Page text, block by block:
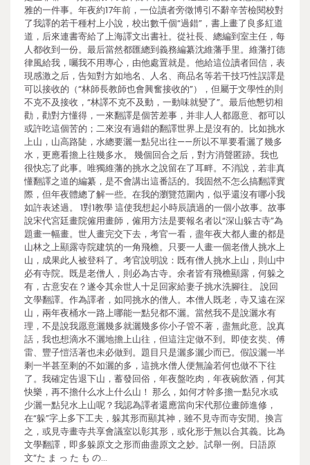
雅的一件事。年夜約17年前，一位讀者旁徵博引不辭辛苦檢閱校對
了我譯的若干種村上小說，校出數千個“過錯”，書上畫了良多紅道
道，后來連書寄給了上海譯文出書社。從社長、總編到室主任，每
人都收到一份。最后當然都匯總到義務編纂沈維藩手里。維藩打德
律風給我，囑我不用專心，由他處置就是。他給這位讀者回信，表
現感激之后，告知對方如地名、人名、商品名等若干技巧性誤譯是
可以接收的（“林師長教師也會興奮接收的”），但屬于文學性的則
不克不及接收，“林譯不克不及動，一動味就變了”。最后他懇切相
勸，勸對方懂得，一來翻譯是個苦差事，并非人人都愿意、都可以
或許吃這個苦的；二來沒有過錯的翻譯世界上是沒有的。比如挑水
上山，山高路陡，水總要灑一點兒出往——所以不單要看灑了幾多
水，更應看擔上往幾多水。 幾個回合之后，對方消聲匿跡。我也
很快忘了此事。唯獨維藩的挑水之說留在了耳畔。不消說，若非真
懂翻譯之道的編纂，是不會講出這番話的。我固然不怎么搞翻譯實
際，但年夜體總了解一些。在我的瀏覽范圍內，似乎還沒有哪小我
如許表述過。 1對1教學 這使我想起小時辰讀過的一個小故事。故事
說宋代宮廷畫院僱用畫師，僱用方法是要報名者以“深山躲古寺”為
題畫一幅畫。世人畫完交下去，考官一看，盡年夜大都人畫的都是
山林之上顯露寺院建筑的一角飛檐。只要一人畫一個老僧人挑水上
山，成果此人被登科了。考官說明說：既有僧人挑水上山，則山中
必有寺院。既是老僧人，則必為古寺。余者皆有飛檐顯露，何躲之
有，古意安在？遂令其余世人十足回家給妻子挑水洗腳往。 說回
文學翻譯。作為譯者，如同挑水的僧人。本僧人既老，寺又遠在深
山，兩年夜桶水一路上哪能一點兒都不灑。當然我不是說灑水有
理，不是說我愿意灑幾多就灑幾多你小子管不著，盡無此意。說真
話，我也想滴水不灑地擔上山往，但這注定做不到。即使玄奘、傅
雷、豐子愷活著也未必做到。題目只是灑多灑少而已。假設灑一半
剩一半甚至剩的不如灑的多，這挑水僧人便無論若何也做不下往
了。我確定告退下山，蓄發回俗，年夜盤吃肉，年夜碗飲酒，何其
快樂，再不擔什么水上什么山！ 那么，如何才幹多擔一點兒水或
少灑一點兒水上山呢？我認為譯者還應當向宋代那位畫師進修，
在“躲”字上多下工夫，躲其形而顯其神，雖不見寺而寺安閒。換言
之，或見寺畫寺共享會議室以彰其形，或化形于無以合其義。比為
文學翻譯，即多躲原文之形而曲盡原文之妙。試舉一例。日語原
文“た ま っ た も の…